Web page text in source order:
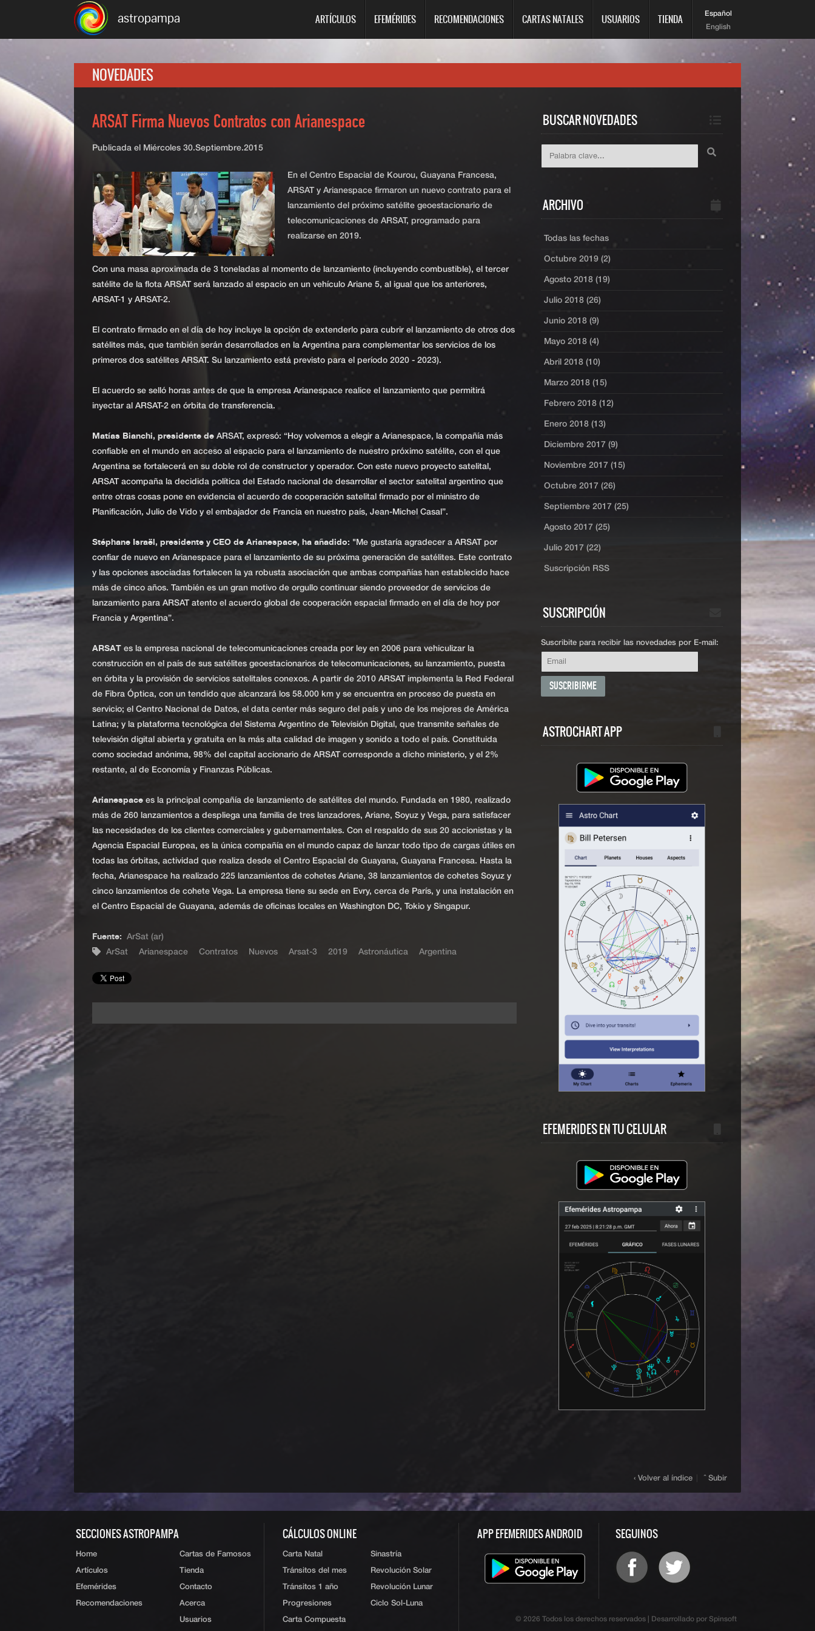
astropampa
Español
English
ARTÍCULOS EFEMÉRIDES RECOMENDACIONES CARTAS NATALES USUARIOS TIENDA
NOVEDADES
ARSAT Firma Nuevos Contratos con Arianespace
Publicada el Miércoles 30.Septiembre.2015
En el Centro Espacial de Kourou, Guayana Francesa,
ARSAT y Arianespace firmaron un nuevo contrato para el
lanzamiento del próximo satélite geoestacionario de
telecomunicaciones de ARSAT, programado para
realizarse en 2019.
Con una masa aproximada de 3 toneladas al momento de lanzamiento (incluyendo combustible), el tercer
satélite de la flota ARSAT será lanzado al espacio en un vehículo Ariane 5, al igual que los anteriores,
ARSAT-1 y ARSAT-2.
El contrato firmado en el día de hoy incluye la opción de extenderlo para cubrir el lanzamiento de otros dos
satélites más, que también serán desarrollados en la Argentina para complementar los servicios de los
primeros dos satélites ARSAT. Su lanzamiento está previsto para el período 2020 - 2023).
El acuerdo se selló horas antes de que la empresa Arianespace realice el lanzamiento que permitirá
inyectar al ARSAT-2 en órbita de transferencia.
Matías Bianchi, presidente de ARSAT, expresó: “Hoy volvemos a elegir a Arianespace, la compañía más
confiable en el mundo en acceso al espacio para el lanzamiento de nuestro próximo satélite, con el que
Argentina se fortalecerá en su doble rol de constructor y operador. Con este nuevo proyecto satelital,
ARSAT acompaña la decidida política del Estado nacional de desarrollar el sector satelital argentino que
entre otras cosas pone en evidencia el acuerdo de cooperación satelital firmado por el ministro de
Planificación, Julio de Vido y el embajador de Francia en nuestro país, Jean-Michel Casal”.
Stéphane Israël, presidente y CEO de Arianespace, ha añadido: "Me gustaría agradecer a ARSAT por
confiar de nuevo en Arianespace para el lanzamiento de su próxima generación de satélites. Este contrato
y las opciones asociadas fortalecen la ya robusta asociación que ambas compañías han establecido hace
más de cinco años. También es un gran motivo de orgullo continuar siendo proveedor de servicios de
lanzamiento para ARSAT atento el acuerdo global de cooperación espacial firmado en el día de hoy por
Francia y Argentina”.
ARSAT es la empresa nacional de telecomunicaciones creada por ley en 2006 para vehiculizar la
construcción en el país de sus satélites geoestacionarios de telecomunicaciones, su lanzamiento, puesta
en órbita y la provisión de servicios satelitales conexos. A partir de 2010 ARSAT implementa la Red Federal
de Fibra Óptica, con un tendido que alcanzará los 58.000 km y se encuentra en proceso de puesta en
servicio; el Centro Nacional de Datos, el data center más seguro del país y uno de los mejores de América
Latina; y la plataforma tecnológica del Sistema Argentino de Televisión Digital, que transmite señales de
televisión digital abierta y gratuita en la más alta calidad de imagen y sonido a todo el país. Constituida
como sociedad anónima, 98% del capital accionario de ARSAT corresponde a dicho ministerio, y el 2%
restante, al de Economía y Finanzas Públicas.
Arianespace es la principal compañía de lanzamiento de satélites del mundo. Fundada en 1980, realizado
más de 260 lanzamientos a despliega una familia de tres lanzadores, Ariane, Soyuz y Vega, para satisfacer
las necesidades de los clientes comerciales y gubernamentales. Con el respaldo de sus 20 accionistas y la
Agencia Espacial Europea, es la única compañía en el mundo capaz de lanzar todo tipo de cargas útiles en
todas las órbitas, actividad que realiza desde el Centro Espacial de Guayana, Guayana Francesa. Hasta la
fecha, Arianespace ha realizado 225 lanzamientos de cohetes Ariane, 38 lanzamientos de cohetes Soyuz y
cinco lanzamientos de cohete Vega. La empresa tiene su sede en Evry, cerca de París, y una instalación en
el Centro Espacial de Guayana, además de oficinas locales en Washington DC, Tokio y Singapur.
Fuente:
ArSat (ar)
ArSat
Arianespace Contratos Nuevos Arsat-3 2019 Astronáutica Argentina
BUSCAR NOVEDADES
ARCHIVO
Todas las fechas
Octubre 2019 (2)
Agosto 2018 (19)
Julio 2018 (26)
Junio 2018 (9)
Mayo 2018 (4)
Abril 2018 (10)
Marzo 2018 (15)
Febrero 2018 (12)
Enero 2018 (13)
Diciembre 2017 (9)
Noviembre 2017 (15)
Octubre 2017 (26)
Septiembre 2017 (25)
Agosto 2017 (25)
Julio 2017 (22)
Suscripción RSS
SUSCRIPCIÓN
Suscribite para recibir las novedades por E-mail:
ASTROCHART APP
EFEMERIDES EN TU CELULAR
‹ Volver al índice ˆ Subir
SECCIONES ASTROPAMPA
Home
Artículos
Efemérides
Recomendaciones
Cartas de Famosos
Tienda
Contacto
Acerca
Usuarios
CÁLCULOS ONLINE
Carta Natal
Tránsitos del mes
Tránsitos 1 año
Progresiones
Carta Compuesta
Sinastría
Revolución Solar
Revolución Lunar
Ciclo Sol-Luna
APP EFEMERIDES ANDROID SEGUINOS
© 2026 Todos los derechos reservados | Desarrollado por Spinsoft